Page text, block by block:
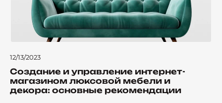
12/13/2023
Создание и управление интернет-
магазином люксовой мебели и
декора: основные рекомендации